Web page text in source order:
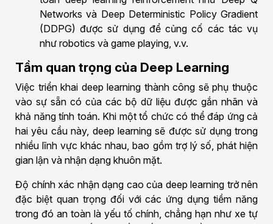
Networks và Deep Deterministic Policy Gradient
(DDPG) được sử dụng để củng cố các tác vụ
như robotics và game playing, v.v.
Tầm quan trọng của Deep Learning
Việc triển khai deep learning thành công sẽ phụ thuộc
vào sự sẵn có của các bộ dữ liệu được gắn nhãn và
khả năng tính toán. Khi một tổ chức có thể đáp ứng cả
hai yêu cầu này, deep learning sẽ được sử dụng trong
nhiều lĩnh vực khác nhau, bao gồm trợ lý số, phát hiện
gian lận và nhận dạng khuôn mặt.
Độ chính xác nhận dạng cao của deep learning trở nên
đặc biệt quan trọng đối với các ứng dụng tiềm năng
trong đó an toàn là yếu tố chính, chẳng hạn như xe tự